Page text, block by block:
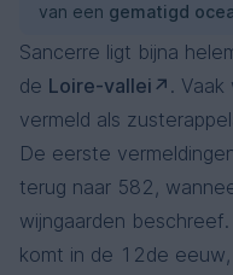
van een gematigd
Sancerre ligt bijna
de Loire-vallei
.
vermeld als
De eerste
terug naar 582,
wijngaarden
komt in de 12de